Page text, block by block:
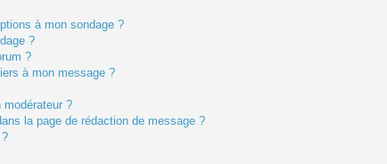
à mon sondage ?
?
?
à mon message ?
modérateur ?
la page de rédaction de message ?